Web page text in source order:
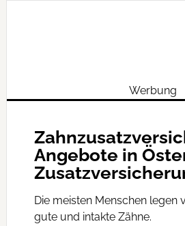
Werbung
Angebote in
Die meisten Menschen legen
gute und intakte Zähne.